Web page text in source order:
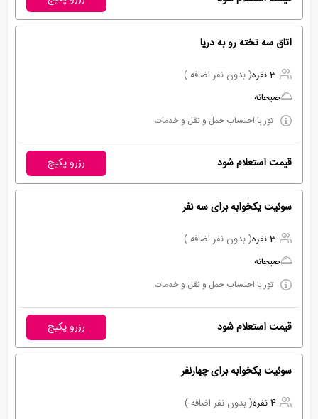
اتاق سه تخته رو به دریا
3 نفره
( بدون نفر اضافه )
صبحانه
تور با احتساب حمل و نقل و خدمات
قیمت استعلام شود رزرو پکیج
سوئیت یکخوابه برای سه نفر
3 نفره
( بدون نفر اضافه )
صبحانه
تور با احتساب حمل و نقل و خدمات
قیمت استعلام شود رزرو پکیج
سوئیت یکخوابه برای چهارنفر
4 نفره
( بدون نفر اضافه )